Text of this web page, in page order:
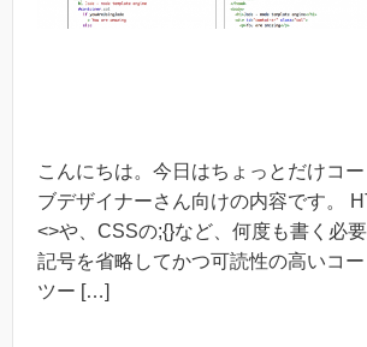
こんにちは。今日はちょっとだけコ
ブデザイナーさん向けの内容です。
<>や、CSSの;{}など、何度も書く必
記号を省略してかつ可読性の高いコー
ツー […]